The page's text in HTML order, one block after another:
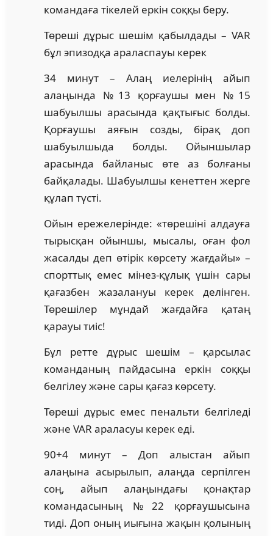
командаға тікелей еркін соққы беру.
Төреші дұрыс шешім қабылдады – VAR
бұл эпизодқа араласпауы керек
34 минут – Алаң иелерінің айып
алаңында №13 қорғаушы мен №15
шабуылшы арасында қақтығыс болды.
Қорғаушы аяғын созды, бірақ доп
шабуылшыда болды. Ойыншылар
арасында байланыс өте аз болғаны
байқалады. Шабуылшы кенеттен жерге
құлап түсті.
Ойын ережелерінде: «төрешіні алдауға
тырысқан ойыншы, мысалы, оған фол
жасалды деп өтірік көрсету жағдайы» –
спорттық емес мінез-құлық үшін сары
қағазбен жазалануы керек делінген.
Төрешілер мұндай жағдайға қатаң
қарауы тиіс!
Бұл ретте дұрыс шешім – қарсылас
команданың пайдасына еркін соққы
белгілеу және сары қағаз көрсету.
Төреші дұрыс емес пенальти белгіледі
және VAR араласуы керек еді.
90+4 минут – Доп алыстан айып
алаңына асырылып, алаңда серпілген
соң, айып алаңындағы қонақтар
командасының №22 қорғаушысына
тиді. Доп оның иығына жақын қолының